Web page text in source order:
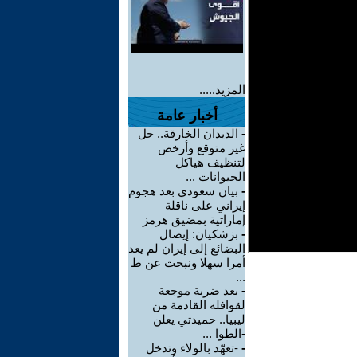
المزيد.....
أخبار عامة
- الديدان الخارقة.. حل
غير متوقع وأرخص
لتنظيف هياكل
الحيوانات ...
- بيان سعودي بعد هجوم
إيراني على ناقلة
إماراتية بمضيق هرمز
- بزشكيان: إيصال
البضائع إلى إيران لم يعد
أمرا سهلا ونبحث عن ط
...
- بعد ضربة موجعة
لقوافله القادمة من
ليبيا.. حميدتي يعلن
-الطوا ...
- -تعهّد بالولاء وتدخل